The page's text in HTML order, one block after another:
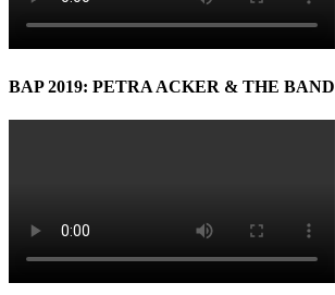
BAP 2019: PETRA ACKER & THE BAND